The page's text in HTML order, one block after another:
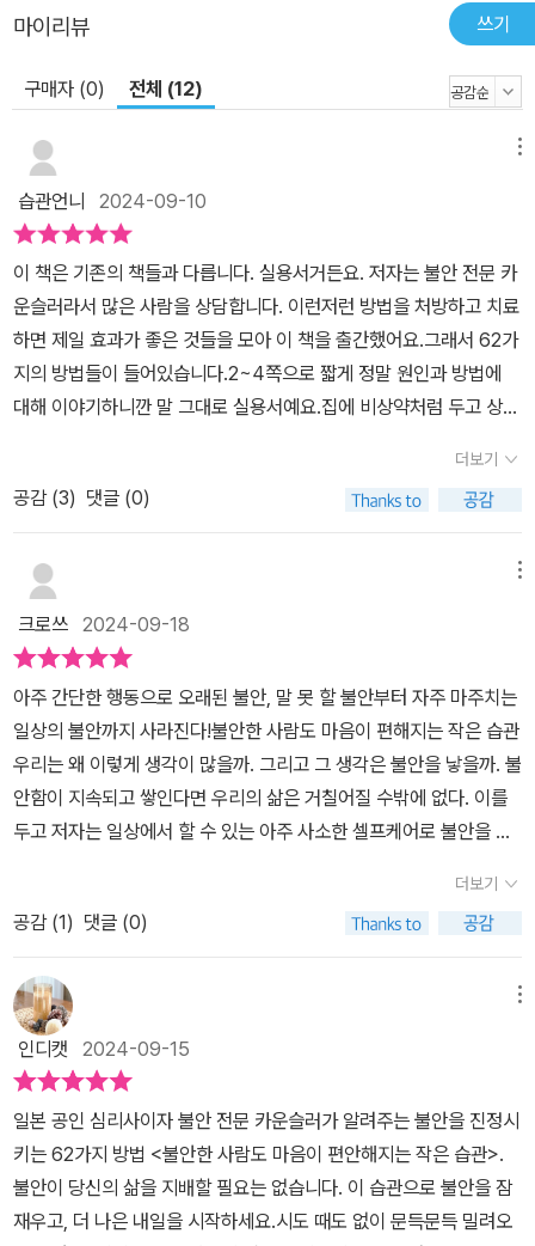
마이리뷰 쓰기
구매자 (0) 전체 (12)
습관언니 2024-09-10
이 책은 기존의 책들과 다릅니다. 실용서거든요. 저자는 불안 전문 카
운슬러라서 많은 사람을 상담합니다. 이런저런 방법을 처방하고 치료
하면 제일 효과가 좋은 것들을 모아 이 책을 출간했어요.그래서 62가
지의 방법들이 들어있습니다.2~4쪽으로 짧게 정말 원인과 방법에
대해 이야기하니깐 말 그대로 실용서예요.집에 비상약처럼 두고 상시
다 그 부분을 들춰보고 따라 하면 되거든요. 가벼운 불안 증상부터 공
황장애까지 다양한 원인에 적용하는 방법들이 들어 있으니 관심 있다
면 읽어보세요. -당신은 왜 불안할까요?이유는 우리가 태생적으로 그
렇게 타고난 생물이기 때문입니다.인간의 의식은 ‘불안’으로 향하도
법도 많이 찾았는데요. 그중 몇 가지 소개해 볼게요.자신감이 생기게
하는 빠른 방법이 있는데요.-위 팔뚝을 쓸어내렸다 올렸다 하며 자신
에게 격려와 위로의 말을 건네면 꽁꽁 언 마음이 사르르 녹아내리면
서 그 말을 순순히 받아들이게 됩니다.마치 사랑하는 엄마가 곁에서
당신을 보듬어주고 응원해주는 것처럼요.이것이 바로 옥시토신의 효
과입니다.극도의 압박감을 느끼면 심장이 터질 것 같은 사람 있나요?
긴급 처방법이 있어요.-외부에서 느릴 리듬을 심장에 전달하면 저절
로 심장의 고동이 서서히 느려지면서 진정됩니다.가슴을 두드리는 속
도는 2초에 한 번 정도가 적당하다고 알려져 있습니다.‘통,통,통’하고
동을 후회하며 전전긍긍하는 경우가 있나요?또 어떤 부끄러운 실수
를 계기로 부정적인 생각이 꼬리에 꼬리를 물면서 빙빙 맴돌 때는
요?‘짝!’하고 손뼉을 치고 “멈춰!”라고 외치자.-생각이 많은 사람‘수
기 명상’이라고도 하는데 머릿속에 떠오른 것을 모조리 종이에 적는
활동입니다.신경 쓰이는 일이나 이유모를 불안감을 종이에 써 내려가
다 보면 머릿속이 정리되어서 속이 시원하고 기분도 가벼워집니다.자
신에게 도움이 될만한 것들을 따라 해보면서 불안한 마음을 편안한
마음으로 바꿔 볼 수 있어요. 저도 몇 가지 방법은 바로 적용해 보려고
더보기
공감 (3) 댓글 (0)
크로쓰 2024-09-18
아주 간단한 행동으로 오래된 불안, 말 못 할 불안부터 자주 마주치는
일상의 불안까지 사라진다!불안한 사람도 마음이 편해지는 작은 습관
우리는 왜 이렇게 생각이 많을까. 그리고 그 생각은 불안을 낳을까. 불
안함이 지속되고 쌓인다면 우리의 삶은 거칠어질 수밖에 없다. ​​이를
두고 저자는 일상에서 할 수 있는 아주 사소한 셀프케어로 불안을 누
라 효과도 검증된 방법들이다.​​​셀프케어로 새롭게오랫동안 안고 있던
마음의 문제가 단기간에 해결되었다.약을 먹지 않아도 차츰 상태가
호전되었다.나 자신에게 자신감이 생겼다.불안한 사람도 마음이 편해
지는 작은 습관간단한 셀프케어로 마음의 문제를 해결하고 싶다면,
불안한 마음을 떨쳐내고 싶다면, 스스로를 돕고 싶다면. 저자가 제시
한 62가지 습관에 집중해 보자. ​​불안한 사람도 마음이 편해지는 작은
습관은 불안 전문 카운슬러가 8천 명을 상담하며 가장 효과를 본 방
법이다. 이 방법이 당신의 마음을 지켜줄 것이다.​​​내 안의 불안, 나를
지키기 위한 알람방법을 알기 앞서, 불안에 대한 시각을 바꿔보자. 저
자는 불안에 대해 <​24시간 당신의 안전을 지키는 기특한 우리 '불안
이'>라고 표현한다. ​​단지 지나치도록 성실하고 민감해서 문제가 되는
더보기
공감 (1) 댓글 (0)
인디캣 2024-09-15
일본 공인 심리사이자 불안 전문 카운슬러가 알려주는 불안을 진정시
키는 62가지 방법 <불안한 사람도 마음이 편안해지는 작은 습관>.
불안이 당신의 삶을 지배할 필요는 없습니다. 이 습관으로 불안을 잠
재우고, 더 나은 내일을 시작하세요.시도 때도 없이 문득문득 밀려오